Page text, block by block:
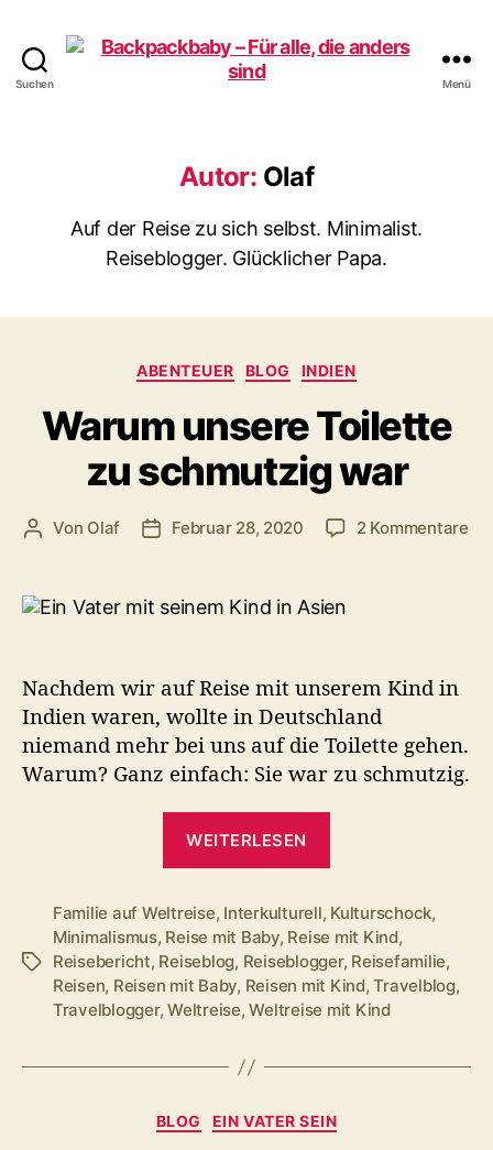
Suchen
alle,
die
sind
Menü
Autor: Olaf
Auf der Reise zu sich selbst. Minimalist.
Reiseblogger. Glücklicher Papa.
Kategorien
ABENTEUER BLOG INDIEN
Warum unsere Toilette
zu schmutzig war
Beitragsautor
Von Olaf Veröffentlichungsdatum
Februar 28, 2020 2 Kommentarezu
Nachdem wir auf Reise mit unserem Kind in
Indien waren, wollte in Deutschland
niemand mehr bei uns auf die Toilette gehen.
Warum? Ganz einfach: Sie war zu schmutzig.
WEITERLESEN
zu
schmutzig
war“
Schlagwörter
Familie auf Weltreise, Interkulturell, Kulturschock,
Minimalismus, Reise mit Baby, Reise mit Kind,
Reisebericht, Reiseblog, Reiseblogger, Reisefamilie,
Reisen, Reisen mit Baby, Reisen mit Kind,Travelblog,
Travelblogger,Weltreise,Weltreise mit Kind
Kategorien
BLOG EIN VATER SEIN